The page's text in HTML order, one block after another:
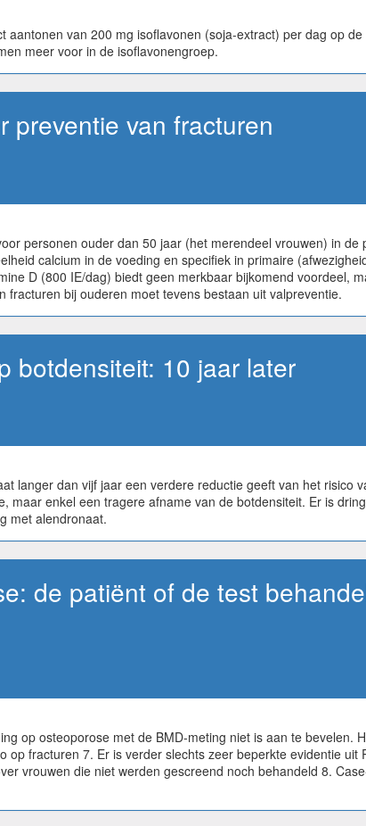
van 200 mg isoflavonen (soja-extract) per dag op
meer voor in de isoflavonengroep.
preventie van fracturen
personen ouder dan 50 jaar (het merendeel vrouwen) in
calcium in de voeding en specifiek in primaire
D (800 IE/dag) biedt geen merkbaar bijkomend voordeel,
bij ouderen moet tevens bestaan uit valpreventie.
botdensiteit: 10 jaar later
langer dan vijf jaar een verdere reductie geeft van het risico
enkel een tragere afname van de botdensiteit. Er is
met alendronaat.
de patiënt of de test
op osteoporose met de BMD-meting niet is aan te bevelen.
fracturen 7. Er is verder slechts zeer beperkte evidentie uit
vrouwen die niet werden gescreend noch behandeld 8.